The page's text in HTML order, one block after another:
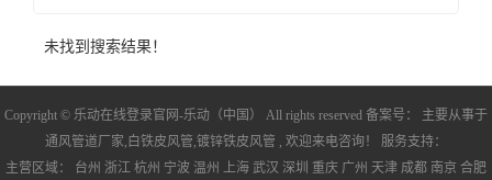
未找到搜索结果！
Copyright © 乐动在线登录官网-乐动（中国） All rights reserved 备案号： 主要从事于
通风管道厂家, 白铁皮风管,镀锌铁皮风管 , 欢迎来电咨询！ 服务支持：
主营区域： 台州 浙江 杭州 宁波 温州 上海 武汉 深圳 重庆 广州 天津 成都 南京 合肥